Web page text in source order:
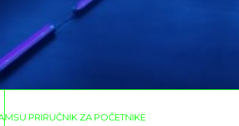
MSU PRIRUČNIK ZA POČETNIKE